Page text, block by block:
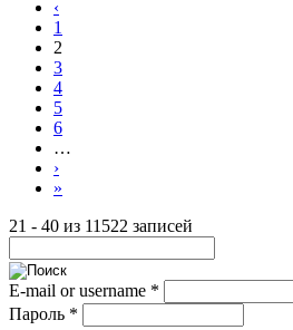
‹
1
2
3
4
5
6
…
›
»
21 - 40 из 11522 записей
E-mail or username *
Пароль *